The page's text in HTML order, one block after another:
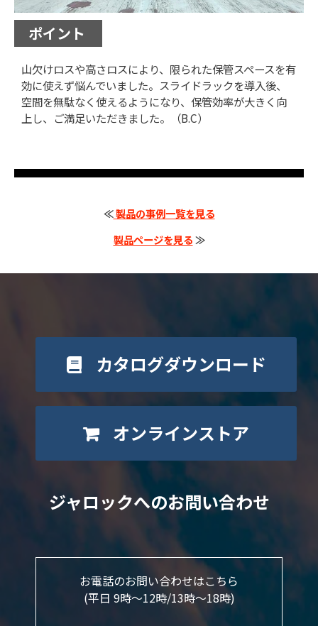
ポイント
⼭⽋けロスや⾼さロスにより、限られた保管スペースを有
効に使えず悩んでいました。スライドラックを導⼊後、
空間を無駄なく使えるようになり、保管効率が⼤きく向
上し、ご満⾜いただきました。（B.C）
≪製品の事例一覧を見る
製品ページを見る≫
カタログダウンロード
オンラインストア
ジャロックへのお問い合わせ
お電話のお問い合わせはこちら
(平日 9時～12時/13時〜18時)